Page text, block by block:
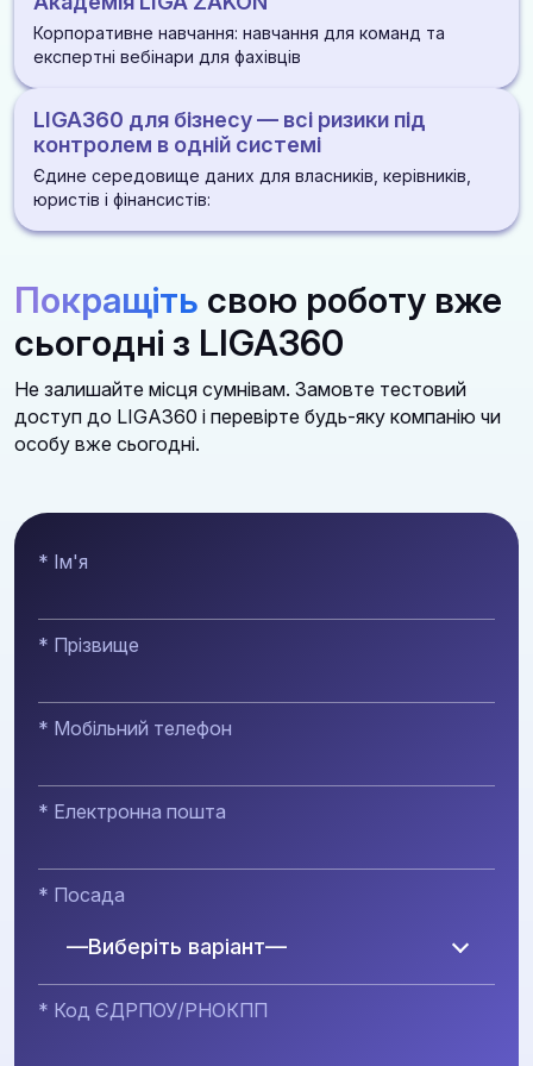
розпорядження
ДІЗНАТИСЯ БІЛЬШЕ
ДІЗНАТИСЯ БІЛЬШЕ
ДІЗНАТИСЯ БІЛЬШЕ
ДІЗНАТИСЯ БІЛЬШЕ
розірвань
Алерти по статусах і змінах під час процедури
Оцінка стійкості постачальника: фінанси, суди,
репутація
ДІЗНАТИСЯ БІЛЬШЕ
Корпоративне навчання: навчання для команд та
експертні вебінари для фахівців
ДІЗНАТИСЯ БІЛЬШЕ
LIGA360 для бізнесу — всі ризики під
контролем в одній системі
Єдине середовище даних для власників, керівників,
юристів і фінансистів:
Законодавство, перевірки, суди, контрагенти та
Алгоритми дій і автоматичні аналітичні звіти
Зручні доступи для роботи всієї команди із
можливістю створення індивідуальних
моніторингів та добірок
Покращіть свою роботу вже
сьогодні з LIGA360
Не залишайте місця сумнівам. Замовте тестовий
доступ до LIGA360 і перевірте будь-яку компанію чи
особу вже сьогодні.
* Ім'я
* Прізвище
* Мобільний телефон
* Електронна пошта
* Посада
—Виберіть варіант—
* Код ЄДРПОУ/РНОКПП